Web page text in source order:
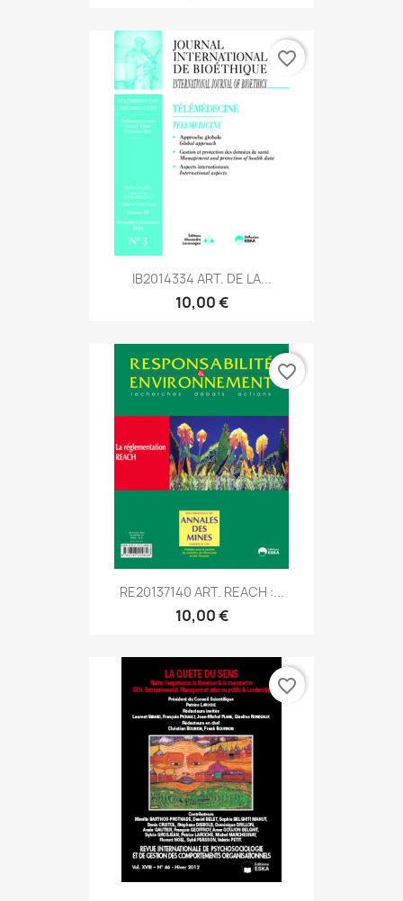
IB2014334 ART. DE LA...
10,00 €
favorite_border
RE20137140 ART. REACH :...
10,00 €
favorite_border
favorite_border